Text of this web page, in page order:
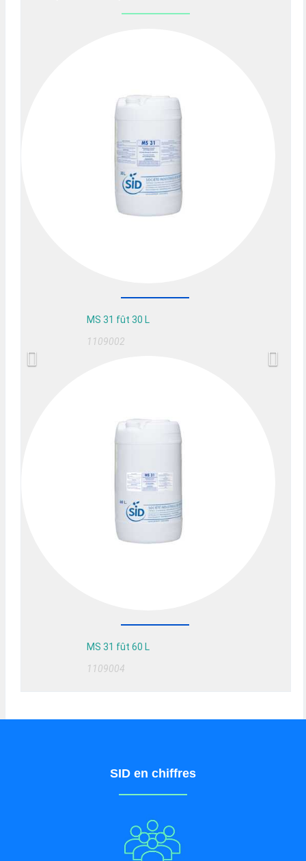
MS 31 fût 30 L
1109002
MS 31 fût 60 L
1109004
SID en chiffres